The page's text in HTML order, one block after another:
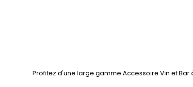
Profitez d'une large gamme Accessoire Vin et Bar